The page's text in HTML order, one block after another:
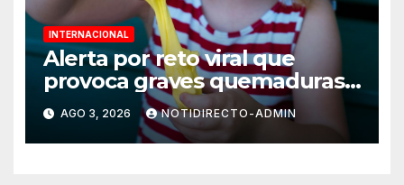
INTERNACIONAL
Alerta por reto viral que
provoca graves quemaduras
en menores
AGO 3, 2026 NOTIDIRECTO-ADMIN